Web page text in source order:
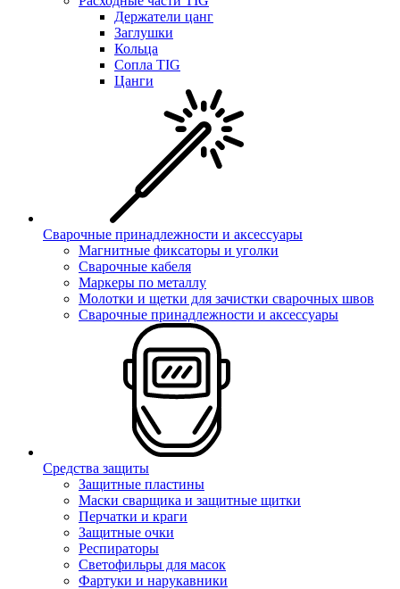
Держатели цанг
Заглушки
Кольца
Сопла TIG
Цанги
Сварочные принадлежности и аксессуары
Магнитные фиксаторы и уголки
Сварочные кабеля
Маркеры по металлу
Молотки и щетки для зачистки сварочных швов
Сварочные принадлежности и аксессуары
Средства защиты
Защитные пластины
Маски сварщика и защитные щитки
Перчатки и краги
Защитные очки
Респираторы
Светофильры для масок
Фартуки и нарукавники